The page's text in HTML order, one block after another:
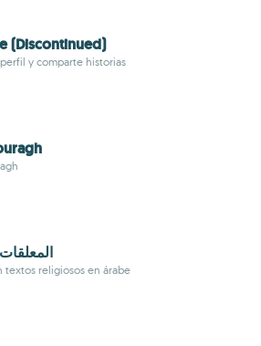
(Discontinued)
y comparte historias
textos religiosos en árabe